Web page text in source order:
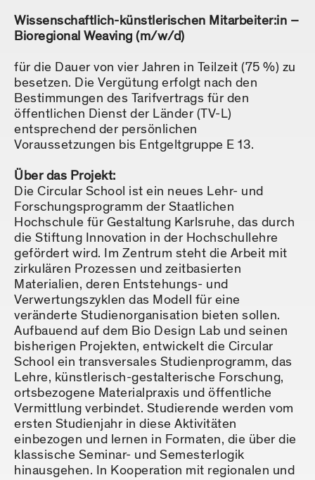
Wissenschaftlich-künstlerischen Mitarbeiter:in –
Bioregional Weaving (m/w/d)
für die Dauer von vier Jahren in Teilzeit (75 %) zu
besetzen. Die Vergütung erfolgt nach den
Bestimmungen des Tarifvertrags für den
öffentlichen Dienst der Länder (TV-L)
entsprechend der persönlichen
Voraussetzungen bis Entgeltgruppe E 13.
Über das Projekt:
Die Circular School ist ein neues Lehr- und
Forschungsprogramm der Staatlichen
Hochschule für Gestaltung Karlsruhe, das durch
die Stiftung Innovation in der Hochschullehre
gefördert wird. Im Zentrum steht die Arbeit mit
zirkulären Prozessen und zeitbasierten
Materialien, deren Entstehungs- und
Verwertungszyklen das Modell für eine
veränderte Studienorganisation bieten sollen.
Aufbauend auf dem Bio Design Lab und seinen
bisherigen Projekten, entwickelt die Circular
School ein transversales Studienprogramm, das
Lehre, künstlerisch-gestalterische Forschung,
ortsbezogene Materialpraxis und öffentliche
Vermittlung verbindet. Studierende werden vom
ersten Studienjahr in diese Aktivitäten
einbezogen und lernen in Formaten, die über die
klassische Seminar- und Semesterlogik
hinausgehen. In Kooperation mit regionalen und